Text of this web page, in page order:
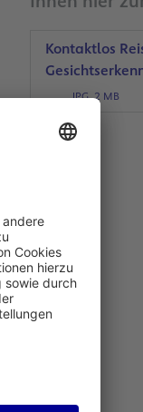
Kontaktlos
JPG, 2 MB